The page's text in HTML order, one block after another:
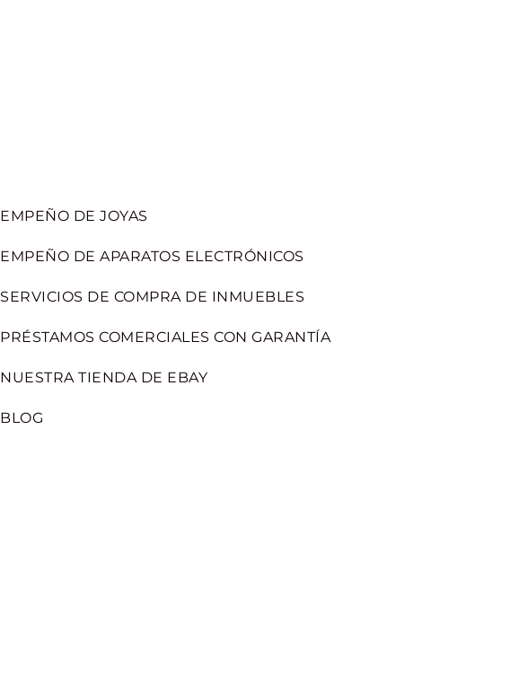
EMPEÑO DE JOYAS
EMPEÑO DE APARATOS ELECTRÓNICOS
SERVICIOS DE COMPRA DE INMUEBLES
PRÉSTAMOS COMERCIALES CON GARANTÍA
NUESTRA TIENDA DE EBAY
BLOG